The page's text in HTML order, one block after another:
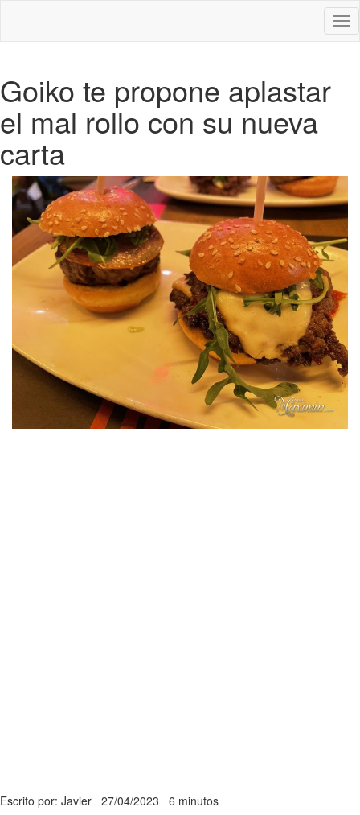
Goiko te propone aplastar
el mal rollo con su nueva
carta
Escrito por: Javier 27/04/2023 6 minutos